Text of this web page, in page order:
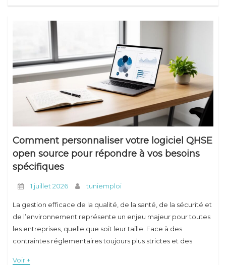
Comment personnaliser votre logiciel QHSE
open source pour répondre à vos besoins
spécifiques
1 juillet 2026 tuniemploi
La gestion efficace de la qualité, de la santé, de la sécurité et
de l’environnement représente un enjeu majeur pour toutes
les entreprises, quelle que soit leur taille. Face à des
contraintes réglementaires toujours plus strictes et des
Voir +